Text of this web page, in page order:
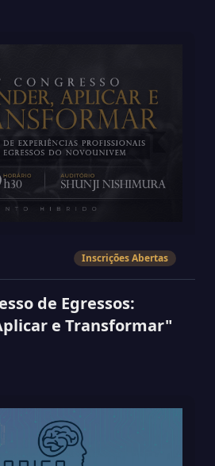
Inscrições Abertas
de Egressos:
e Transformar"